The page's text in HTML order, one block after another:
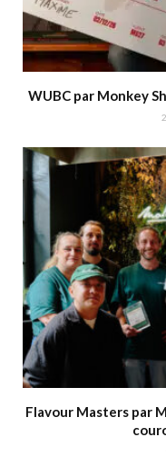
WUBC par Monkey
Flavour Masters par